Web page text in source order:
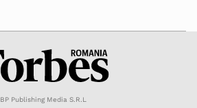
BP Publishing Media S.R.L